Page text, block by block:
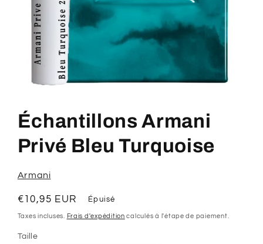
média
dans
une
fenêtre
Échantillons Armani
Privé Bleu Turquoise
Armani
Prix
habituel
€10,95 EUR Épuisé
Taxes incluses. Frais d'expédition calculés à l'étape de paiement.
Taille